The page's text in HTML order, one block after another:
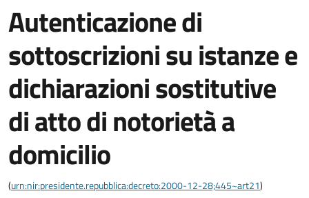
Autenticazione di
sottoscrizioni su istanze e
dichiarazioni sostitutive
di atto di notorietà a
domicilio
(urn:nir:presidente.repubblica:decreto:2000-12-28;445~art21)